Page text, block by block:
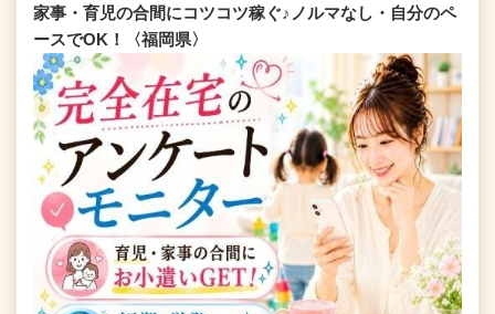
家事・育児の合間にコツコツ稼ぐ♪ノルマなし・自分のペ
ースでOK！〈福岡県〉